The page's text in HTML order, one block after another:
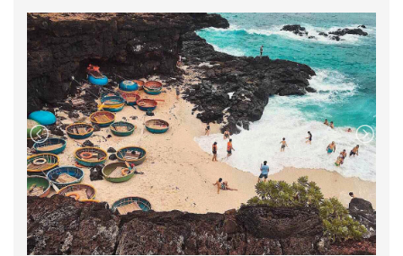
nghỉ đêm tại Lý Sơn